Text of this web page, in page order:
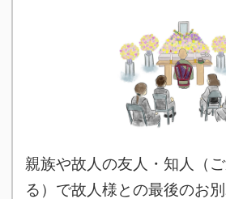
親族や故人の友人・知人（
る）で故人様との最後のお